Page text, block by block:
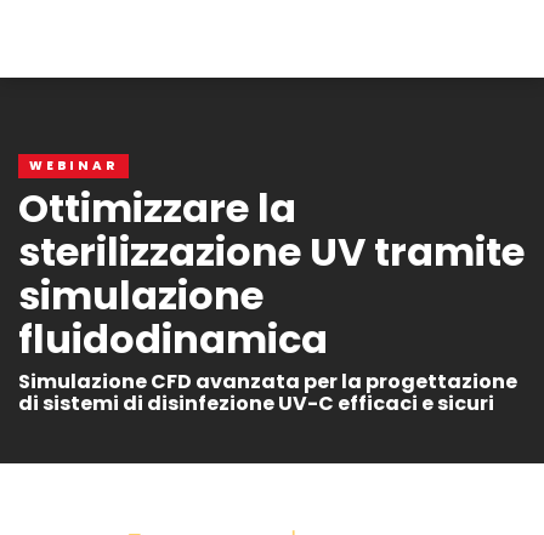
WEBINAR
Ottimizzare la
sterilizzazione UV tramite
simulazione
fluidodinamica
Simulazione CFD avanzata per la progettazione
di sistemi di disinfezione UV-C efficaci e sicuri